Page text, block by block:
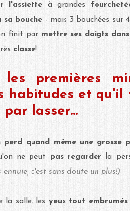
l'assiette à grandes
sa bouche - mais 3 bouchées sur
finit par mettre ses doigts
classe!
les premières
habitudes et qu'il
lasser...
perd quand même une grosse
ne peut pas regarder la
ennuie, c'est sans doute un plus!)
la salle, les yeux tout embrumés